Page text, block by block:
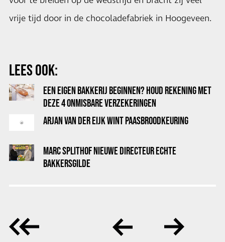
vrije tijd door in de chocoladefabriek in Hoogeveen.
LEES OOK:
EEN EIGEN BAKKERIJ BEGINNEN? HOUD REKENING MET
DEZE 4 ONMISBARE VERZEKERINGEN
ARJAN VAN DER EIJK WINT PAASBROODKEURING
MARC SPLITHOF NIEUWE DIRECTEUR ECHTE
BAKKERSGILDE